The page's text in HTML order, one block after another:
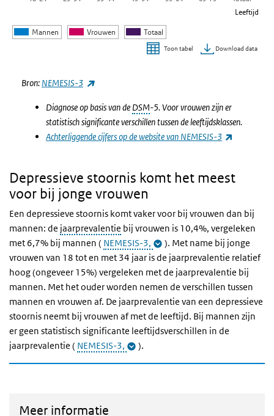
Leeftijd
Mannen Vrouwen Totaal
Toon tabel Download data
Bron: NEMESIS-3 (externe link)
Diagnose op basis van de DSM-5. Voor vrouwen zijn er
statistisch significante verschillen tussen de leeftijdsklassen.
Achterliggende cijfers op de website van NEMESIS-3
Depressieve stoornis komt het meest
voor bij jonge vrouwen
Een depressieve stoornis komt vaker voor bij vrouwen dan bij
mannen: de jaarprevalentie bij vrouwen is 10,4%, vergeleken
met 6,7% bij mannen ( NEMESIS-3, ). Met name bij jonge
vrouwen van 18 tot en met 34 jaar is de jaarprevalentie relatief
hoog (ongeveer 15%) vergeleken met de jaarprevalentie bij
mannen. Met het ouder worden nemen de verschillen tussen
mannen en vrouwen af. De jaarprevalentie van een depressieve
stoornis neemt bij vrouwen af met de leeftijd. Bij mannen zijn
er geen statistisch significante leeftijdsverschillen in de
jaarprevalentie ( NEMESIS-3, ).
Meer informatie